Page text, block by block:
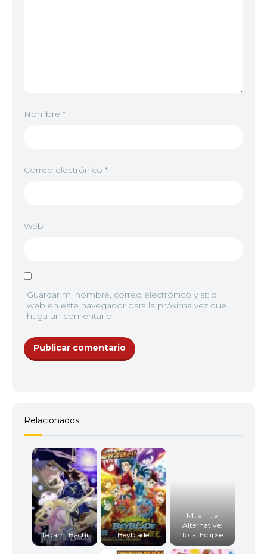
<img src="https://jkanime.ink/wp-content/
Nombre *
Correo electrónico *
Web
Guardar mi nombre, correo electrónico y sitio
web en este navegador para la próxima vez que
haga un comentario.
Relacionados
Tegami Bachi Beyblade
Muv-Luv
Alternative:
Total Eclipse